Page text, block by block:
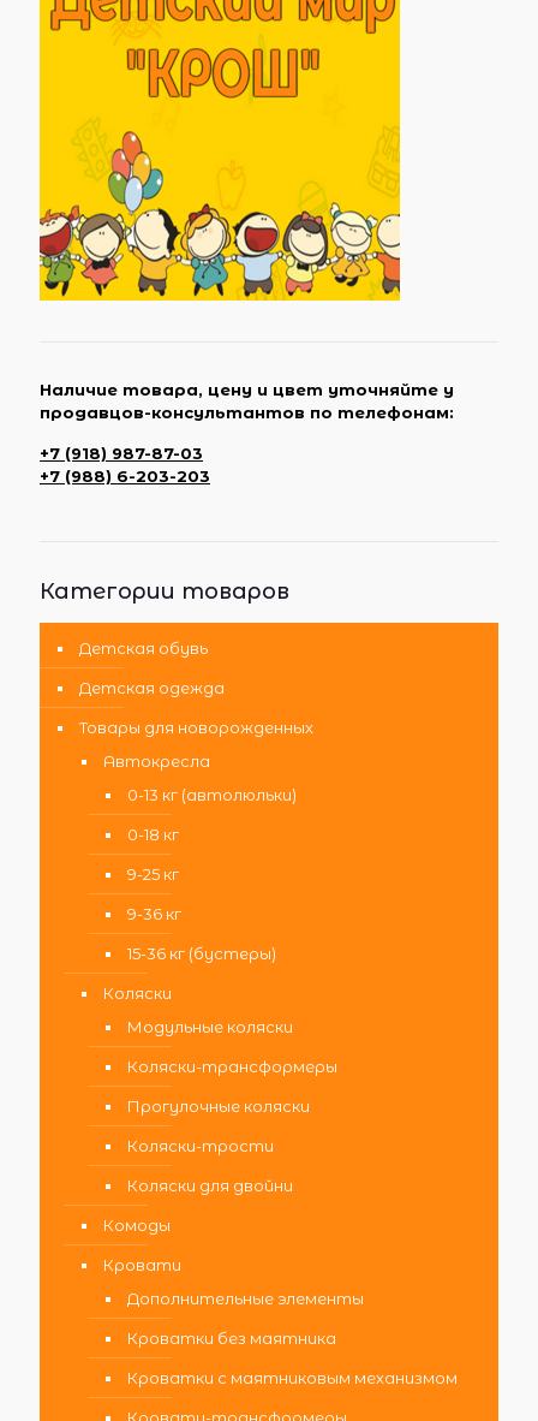
Наличие товара, цену и цвет уточняйте у
продавцов-консультантов по телефонам:
+7 (918) 987-87-03
+7 (988) 6-203-203
Категории товаров
Детская обувь
Детская одежда
Товары для новорожденных
Автокресла
0-13 кг (автолюльки)
0-18 кг
9-25 кг
9-36 кг
15-36 кг (бустеры)
Коляски
Модульные коляски
Коляски-трансформеры
Прогулочные коляски
Коляски-трости
Коляски для двойни
Комоды
Кровати
Дополнительные элементы
Кроватки без маятника
Кроватки с маятниковым механизмом